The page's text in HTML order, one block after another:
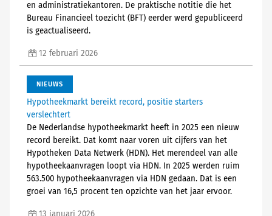
en administratiekantoren. De praktische notitie die het
Bureau Financieel toezicht (BFT) eerder werd gepubliceerd
is geactualiseerd.
12 februari 2026
NIEUWS
Hypotheekmarkt bereikt record, positie starters
verslechtert
De Nederlandse hypotheekmarkt heeft in 2025 een nieuw
record bereikt. Dat komt naar voren uit cijfers van het
Hypotheken Data Netwerk (HDN). Het merendeel van alle
hypotheekaanvragen loopt via HDN. In 2025 werden ruim
563.500 hypotheekaanvragen via HDN gedaan. Dat is een
groei van 16,5 procent ten opzichte van het jaar ervoor.